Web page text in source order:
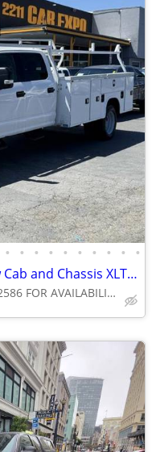
• • • • • • • • • •
2018 Ford F550 Super Duty Crew Cab and Chassis XLT Cab and Chassis 4D
CALL 510-455-2586 FOR AVAILABILITY